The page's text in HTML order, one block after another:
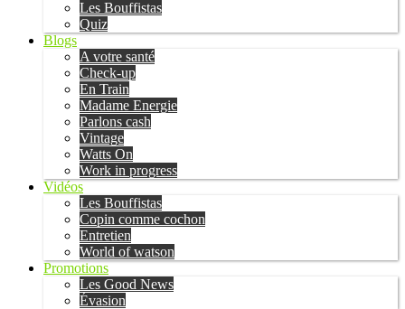
Les Bouffistas
Quiz
Blogs
A votre santé
Check-up
En Train
Madame Energie
Parlons cash
Vintage
Watts On
Work in progress
Vidéos
Les Bouffistas
Copin comme cochon
Entretien
World of watson
Promotions
Les Good News
Évasion